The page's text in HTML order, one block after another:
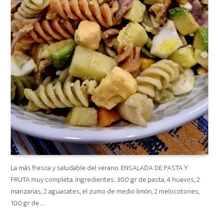
La más fresca y saludable del verano. ENSALADA DE PASTA Y
FRUTA muy completa. Ingredientes: 300 gr de pasta, 4 huevos, 2
manzanas, 2 aguacates, el zumo de medio limón, 2 melocotones,
100 gr de …